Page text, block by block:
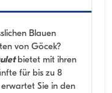
Blauen
von Göcek?
bietet mit ihren
für bis zu 8
erwartet Sie in den